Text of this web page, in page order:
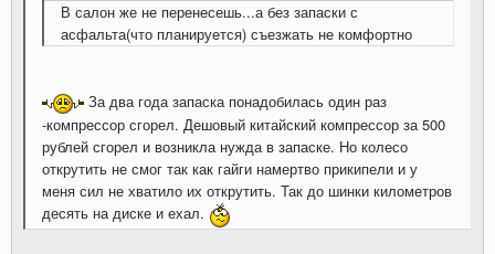
В салон же не перенесешь...а без запаски с
асфальта(что планируется) съезжать не комфортно
За два года запаска понадобилась один раз
-компрессор сгорел. Дешовый китайский компрессор за 500
рублей сгорел и возникла нужда в запаске. Но колесо
открутить не смог так как гайги намертво прикипели и у
меня сил не хватило их открутить. Так до шинки километров
десять на диске и ехал.